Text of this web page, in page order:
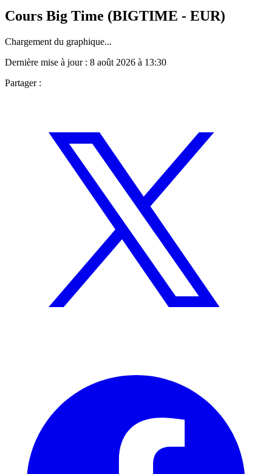
Cours Big Time (BIGTIME - EUR)
Chargement du graphique...
Dernière mise à jour : 8 août 2026 à 13:30
Partager :